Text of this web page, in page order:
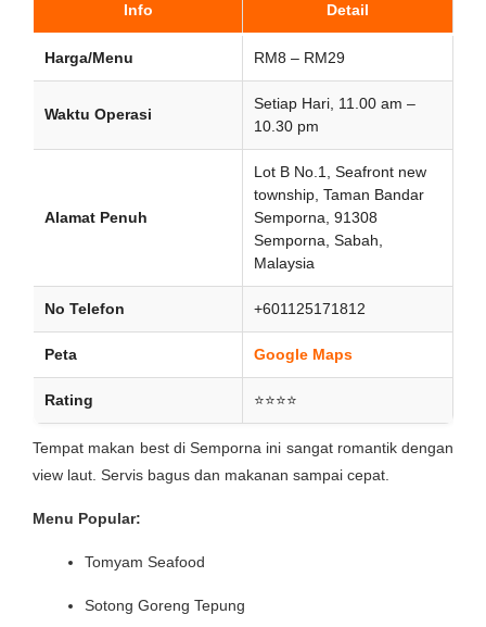
Info Detail
Harga/Menu RM8 – RM29
Waktu Operasi
Setiap Hari, 11.00 am –
10.30 pm
Alamat Penuh
Lot B No.1, Seafront new
township, Taman Bandar
Semporna, 91308
Semporna, Sabah,
Malaysia
No Telefon +601125171812
Peta Google Maps
Rating ⭐⭐⭐⭐
Tempat makan best di Semporna ini sangat romantik dengan
view laut. Servis bagus dan makanan sampai cepat.
Menu Popular:
Tomyam Seafood
Sotong Goreng Tepung